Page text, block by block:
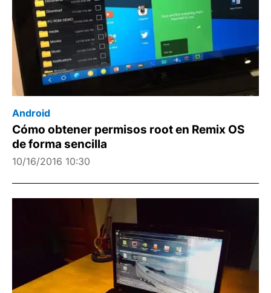
Android
Cómo obtener permisos root en Remix OS
de forma sencilla
10/16/2016 10:30